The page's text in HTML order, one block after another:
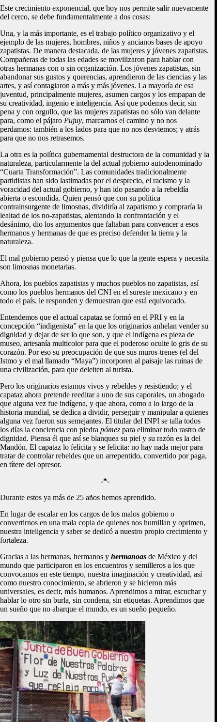
Este crecimiento exponencial, que hoy nos permite salir nuevamente
del cerco, se debe fundamentalmente a dos cosas:
Una, y la más importante, es el trabajo político organizativo y el
ejemplo de las mujeres, hombres, niños y ancianos bases de apoyo
zapatistas. De manera destacada, de las mujeres y jóvenes zapatistas.
Compañeras de todas las edades se movilizaron para hablar con
otras hermanas con o sin organización. Los jóvenes zapatistas, sin
abandonar sus gustos y querencias, aprendieron de las ciencias y las
artes, y así contagiaron a más y más jóvenes. La mayoría de esa
juventud, principalmente mujeres, asumen cargos y los empapan de
su creatividad, ingenio e inteligencia. Así que podemos decir, sin
pena y con orgullo, que las mujeres zapatistas no sólo van delante
para, como el pájaro Pujuy, marcarnos el camino y no nos
perdamos: también a los lados para que no nos desviemos; y atrás
para que no nos retrasemos.
La otra es la política gubernamental destructora de la comunidad y la
naturaleza, particularmente la del actual gobierno autodenominado
“Cuarta Transformación”. Las comunidades tradicionalmente
partidistas han sido lastimadas por el desprecio, el racismo y la
voracidad del actual gobierno, y han ido pasando a la rebeldía
abierta o escondida. Quien pensó que con su política
contrainsurgente de limosnas, dividiría al zapatismo y compraría la
lealtad de los no-zapatistas, alentando la confrontación y el
desánimo, dio los argumentos que faltaban para convencer a esos
hermanos y hermanas de que es preciso defender la tierra y la
naturaleza.
El mal gobierno pensó y piensa que lo que la gente espera y necesita
son limosnas monetarias.
Ahora, los pueblos zapatistas y muchos pueblos no zapatistas, así
como los pueblos hermanos del CNI en el sureste mexicano y en
todo el país, le responden y demuestran que está equivocado.
Entendemos que el actual capataz se formó en el PRI y en la
concepción “indigenista” en la que los originarios anhelan vender su
dignidad y dejar de ser lo que son, y que el indígena es pieza de
museo, artesanía multicolor para que el poderoso oculte lo gris de su
corazón. Por eso su preocupación de que sus muros-trenes (el del
Istmo y el mal llamado “Maya”) incorporen al paisaje las ruinas de
una civilización, para que deleiten al turista.
Pero los originarios estamos vivos y rebeldes y resistiendo; y el
capataz ahora pretende reeditar a uno de sus caporales, un abogado
que alguna vez fue indígena, y que ahora, como a lo largo de la
historia mundial, se dedica a dividir, perseguir y manipular a quienes
alguna vez fueron sus semejantes. El titular del INPI se talla todos
los días la conciencia con piedra pómez para eliminar todo rastro de
dignidad. Piensa él que así se blanquea su piel y su razón es la del
Mandón. El capataz lo felicita y se felicita: no hay nada mejor para
tratar de controlar rebeldes que un arrepentido, convertido por paga,
en títere del opresor.
-*-
Durante estos ya más de 25 años hemos aprendido.
En lugar de escalar en los cargos de los malos gobierno o
convertirnos en una mala copia de quienes nos humillan y oprimen,
nuestra inteligencia y saber se dedicó a nuestro propio crecimiento y
fortaleza.
Gracias a las hermanas, hermanos y hermanoas de México y del
mundo que participaron en los encuentros y semilleros a los que
convocamos en este tiempo, nuestra imaginación y creatividad, así
como nuestro conocimiento, se abrieron y se hicieron más
universales, es decir, más humanos. Aprendimos a mirar, escuchar y
hablar lo otro sin burla, sin condena, sin etiquetas. Aprendimos que
un sueño que no abarque el mundo, es un sueño pequeño.